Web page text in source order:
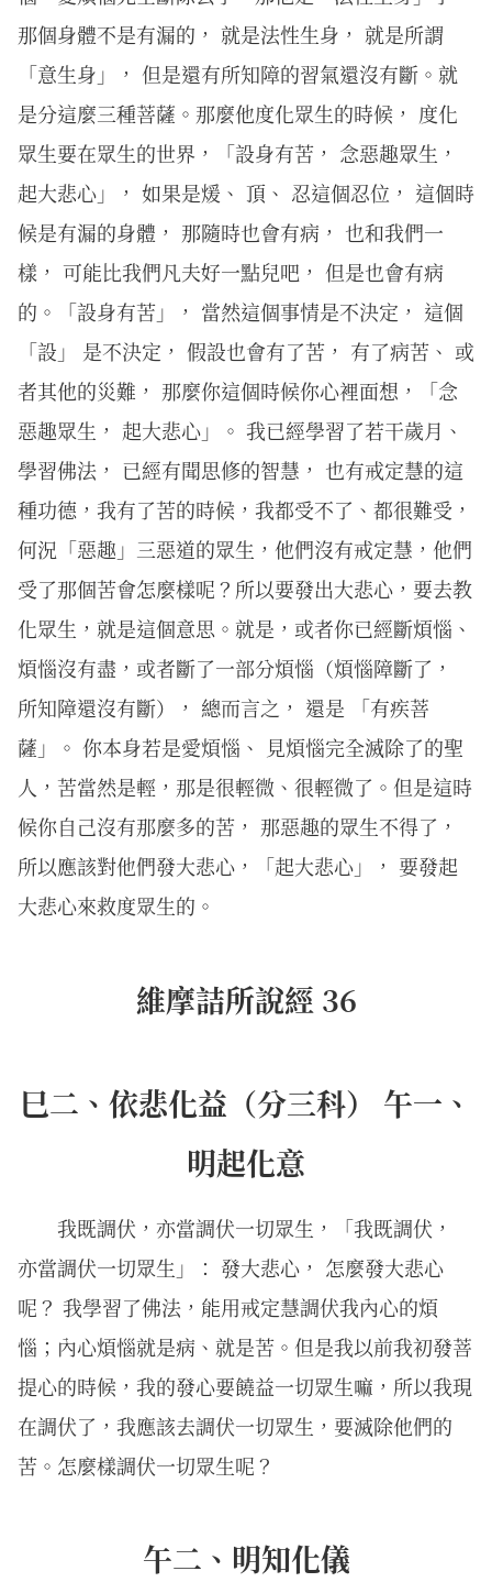
那個身體不是有漏的， 就是法性生身， 就是所謂
「意生身」， 但是還有所知障的習氣還沒有斷。就
是分這麼三種菩薩。那麼他度化眾生的時候， 度化
眾生要在眾生的世界，「設身有苦， 念惡趣眾生，
起大悲心」， 如果是煖、 頂、 忍這個忍位， 這個時
候是有漏的身體， 那隨時也會有病， 也和我們一
樣， 可能比我們凡夫好一點兒吧， 但是也會有病
的。「設身有苦」， 當然這個事情是不決定， 這個
「設」 是不決定， 假設也會有了苦， 有了病苦、 或
者其他的災難， 那麼你這個時候你心裡面想，「念
惡趣眾生， 起大悲心」。 我已經學習了若干歲月、
學習佛法， 已經有聞思修的智慧， 也有戒定慧的這
種功德，我有了苦的時候，我都受不了、都很難受，
何況「惡趣」三惡道的眾生，他們沒有戒定慧，他們
受了那個苦會怎麼樣呢？所以要發出大悲心，要去教
化眾生，就是這個意思。就是，或者你已經斷煩惱、
煩惱沒有盡，或者斷了一部分煩惱（煩惱障斷了，
所知障還沒有斷）， 總而言之， 還是 「有疾菩
薩」。 你本身若是愛煩惱、 見煩惱完全滅除了的聖
人，苦當然是輕，那是很輕微、很輕微了。但是這時
候你自己沒有那麼多的苦， 那惡趣的眾生不得了，
所以應該對他們發大悲心，「起大悲心」， 要發起
大悲心來救度眾生的。
維摩詰所說經 36
巳二、依悲化益（分三科） 午一、
明起化意
我既調伏，亦當調伏一切眾生，「我既調伏，
亦當調伏一切眾生」： 發大悲心， 怎麼發大悲心
呢？ 我學習了佛法，能用戒定慧調伏我內心的煩
惱；內心煩惱就是病、就是苦。但是我以前我初發菩
提心的時候，我的發心要饒益一切眾生嘛，所以我現
在調伏了，我應該去調伏一切眾生，要滅除他們的
苦。怎麼樣調伏一切眾生呢？
午二、明知化儀